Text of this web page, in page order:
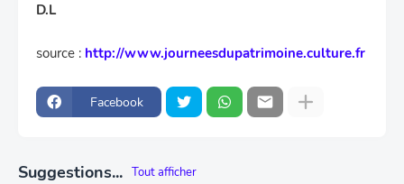
D.L
source : http://www.journeesdupatrimoine.culture.fr
Facebook
Suggestions... Tout afficher